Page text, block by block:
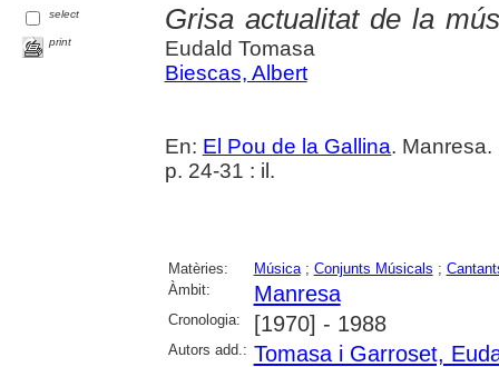
select
print
Grisa actualitat de la
Eudald Tomasa
Biescas, Albert
En: El Pou de la Gallina.
p. 24-31 : il.
Matèries: Música; Conjunts Músicals ;
Àmbit:
Manresa
Cronologia: [1970] - 1988
Autors add.: Tomasa i Garroset,